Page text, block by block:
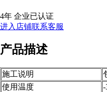
4年 企业已认证
进入店铺联系客服
产品描述
施工说明
使用温度
-